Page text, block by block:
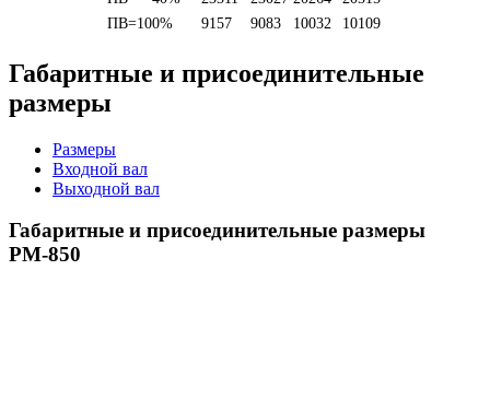
ПВ=100%
9157 9083 10032 10109
Габаритные и присоединительные
размеры
Размеры
Входной вал
Выходной вал
Габаритные и присоединительные размеры
РМ-850